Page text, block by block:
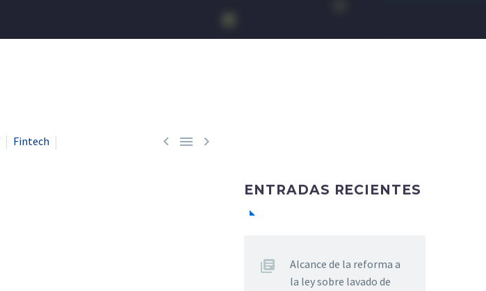
  
Fintech
ENTRADAS RECIENTES
Alcance de la reforma a
la ley sobre lavado de